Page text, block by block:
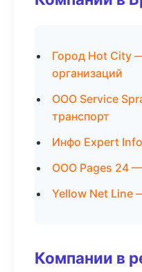
Город Hot City
организаций
ООО Service
транспорт
Инфо Expert
ООО Pages 24 —
Yellow Net Line
Компании в